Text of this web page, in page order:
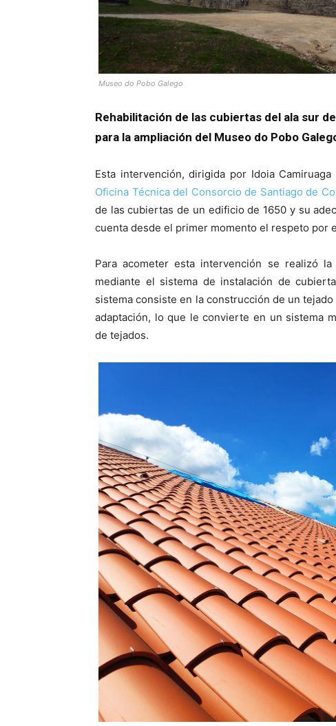
Museo do Pobo Galego
Rehabilitación de las cubiertas del ala sur
para la ampliación del Museo do Pobo
Esta intervención, dirigida por Idoia
Oficina Técnica del Consorcio de Santiago de
de las cubiertas de un edificio de 1650 y su
cuenta desde el primer momento el respeto por
Para acometer esta intervención se realizó
mediante el sistema de instalación de
sistema consiste en la construcción de un
adaptación, lo que le convierte en un sistema
de tejados.